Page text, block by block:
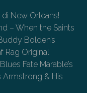
New Orleans!
– When the Saints
Bolden’s
Rag Original
Fate Marable’s
Armstrong & His